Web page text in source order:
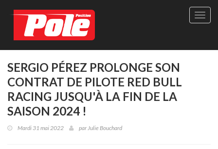
Site
SERGIO PÉREZ PROLONGE SON
CONTRAT DE PILOTE RED BULL
RACING JUSQU'À LA FIN DE LA
SAISON 2024 !
Mardi 31 mai 2022 parJulie Bouchard